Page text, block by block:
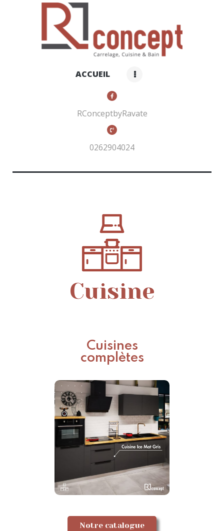
ACCUEIL
RConceptbyRavate
0262904024
RCONCEPT BY RAVATE
Carrelage, cuisines et bain
ACCUEIL
QUI SOMMES-NOUS ?
Cuisine
Cuisines
complètes
Notre catalogue